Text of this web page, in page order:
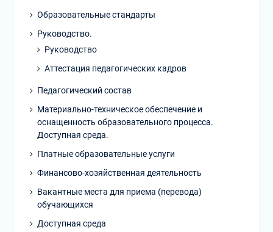
Образовательные стандарты
Руководство.
Руководство
Аттестация педагогических кадров
Педагогический состав
Материально-техническое обеспечение и
оснащенность образовательного процесса.
Доступная среда.
Платные образовательные услуги
Финансово-хозяйственная деятельность
Вакантные места для приема (перевода)
обучающихся
Доступная среда